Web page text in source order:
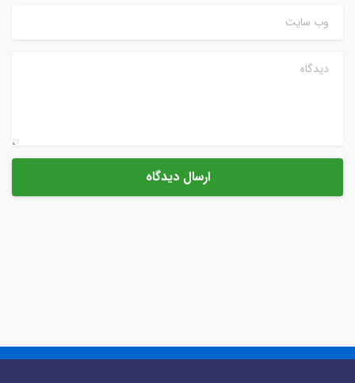
وب سایت
دیدگاه